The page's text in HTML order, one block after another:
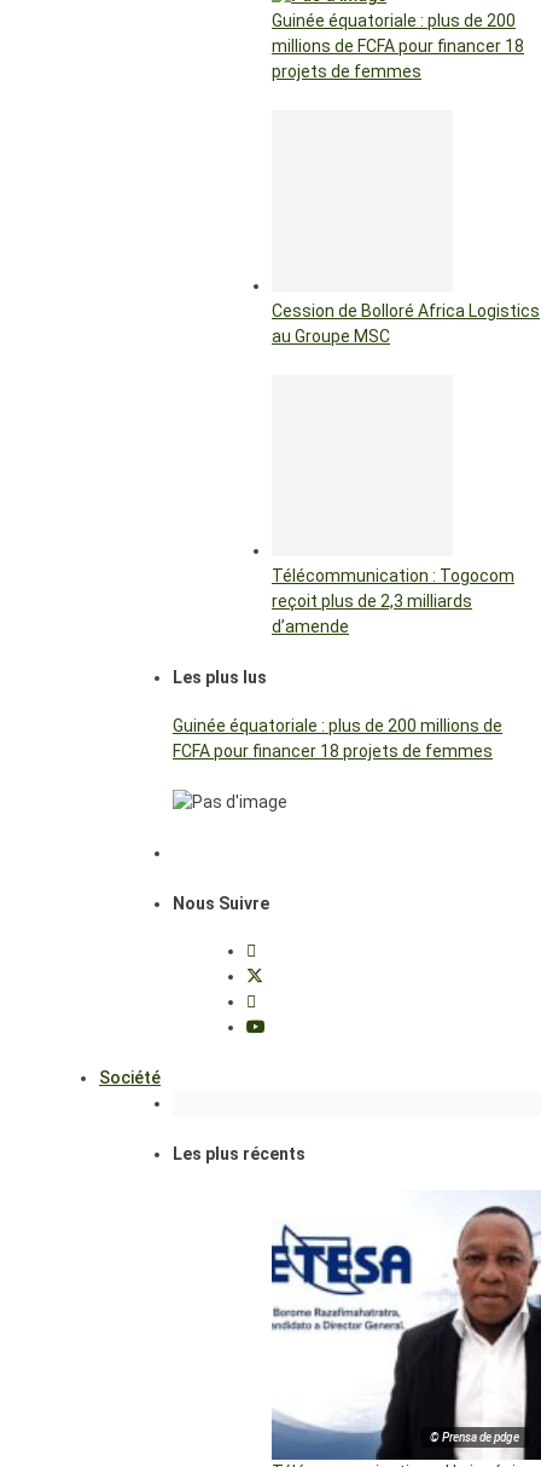
Guinée équatoriale : plus de 200
millions de FCFA pour financer 18
projets de femmes
Cession de Bolloré Africa Logistics
au Groupe MSC
Télécommunication : Togocom
reçoit plus de 2,3 milliards
d’amende
Les plus lus
Guinée équatoriale : plus de 200 millions de
FCFA pour financer 18 projets de femmes
Nous Suivre
Société
Les plus récents
© Prensa de pdge